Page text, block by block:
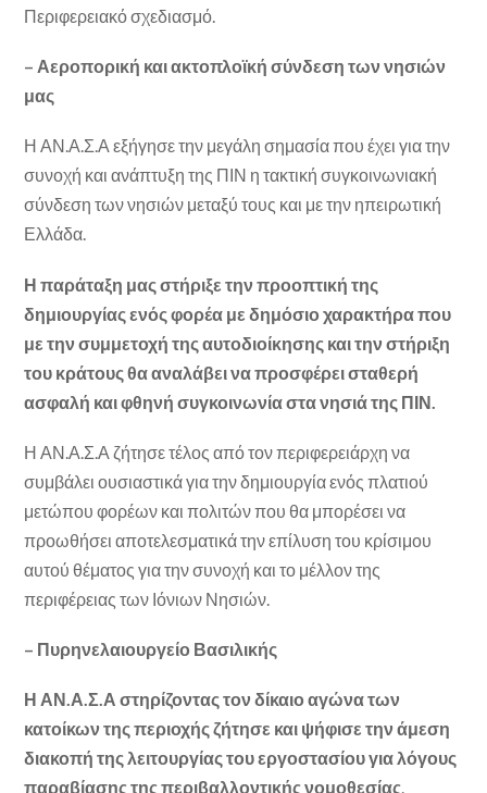
Περιφερειακό σχεδιασμό.
– Αεροπορική και ακτοπλοϊκή σύνδεση των νησιών
μας
Η ΑΝ.Α.Σ.Α εξήγησε την μεγάλη σημασία που έχει για την
συνοχή και ανάπτυξη της ΠΙΝ η τακτική συγκοινωνιακή
σύνδεση των νησιών μεταξύ τους και με την ηπειρωτική
Ελλάδα.
Η παράταξη μας στήριξε την προοπτική της
δημιουργίας ενός φορέα με δημόσιο χαρακτήρα που
με την συμμετοχή της αυτοδιοίκησης και την στήριξη
του κράτους θα αναλάβει να προσφέρει σταθερή
ασφαλή και φθηνή συγκοινωνία στα νησιά της ΠΙΝ.
Η ΑΝ.Α.Σ.Α ζήτησε τέλος από τον περιφερειάρχη να
συμβάλει ουσιαστικά για την δημιουργία ενός πλατιού
μετώπου φορέων και πολιτών που θα μπορέσει να
προωθήσει αποτελεσματικά την επίλυση του κρίσιμου
αυτού θέματος για την συνοχή και το μέλλον της
περιφέρειας των Ιόνιων Νησιών.
– Πυρηνελαιουργείο Βασιλικής
Η ΑΝ.Α.Σ.Α στηρίζοντας τον δίκαιο αγώνα των
κατοίκων της περιοχής ζήτησε και ψήφισε την άμεση
διακοπή της λειτουργίας του εργοστασίου για λόγους
παραβίασης της περιβαλλοντικής νομοθεσίας.